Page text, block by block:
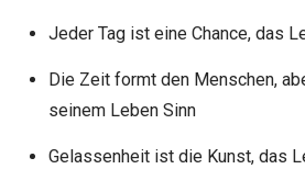
Jeder Tag ist eine Chance, das
Die Zeit formt den Menschen,
seinem Leben Sinn
Gelassenheit ist die Kunst, das